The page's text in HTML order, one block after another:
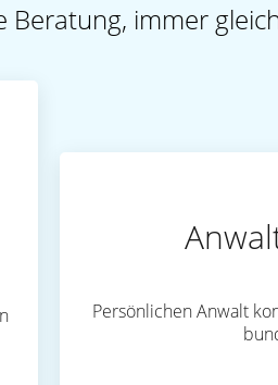
Beratung, immer
Persönlichen Anwalt